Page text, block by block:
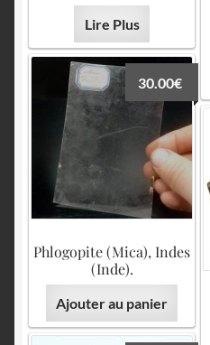
Lire Plus
Phlogopite (Mica), Indes
(Inde).
30.00€
Ajouter au panier